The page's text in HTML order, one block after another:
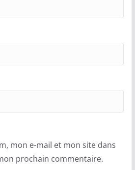
mon e-mail et mon site dans
prochain commentaire.